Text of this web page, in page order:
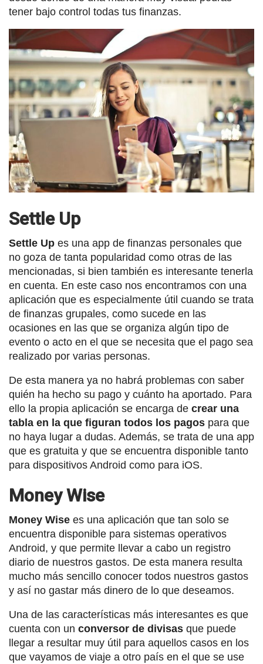
tener bajo control todas tus finanzas.
Settle Up
Settle Up es una app de finanzas personales que
no goza de tanta popularidad como otras de las
mencionadas, si bien también es interesante tenerla
en cuenta. En este caso nos encontramos con una
aplicación que es especialmente útil cuando se trata
de finanzas grupales, como sucede en las
ocasiones en las que se organiza algún tipo de
evento o acto en el que se necesita que el pago sea
realizado por varias personas.
De esta manera ya no habrá problemas con saber
quién ha hecho su pago y cuánto ha aportado. Para
ello la propia aplicación se encarga de crear una
tabla en la que figuran todos los pagos para que
no haya lugar a dudas. Además, se trata de una app
que es gratuita y que se encuentra disponible tanto
para dispositivos Android como para iOS.
Money Wise
Money Wise es una aplicación que tan solo se
encuentra disponible para sistemas operativos
Android, y que permite llevar a cabo un registro
diario de nuestros gastos. De esta manera resulta
mucho más sencillo conocer todos nuestros gastos
y así no gastar más dinero de lo que deseamos.
Una de las características más interesantes es que
cuenta con un conversor de divisas que puede
llegar a resultar muy útil para aquellos casos en los
que vayamos de viaje a otro país en el que se use